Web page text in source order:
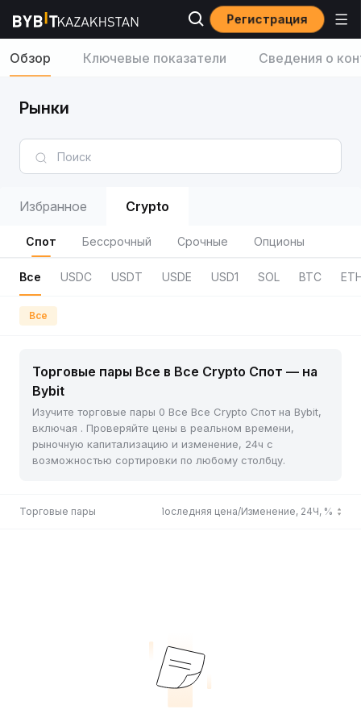
Регистрация
Обзор Ключевые показатели Сведения о
Рынки
Избранное Crypto
Спот Бессрочный Срочные Опционы
Все USDC USDT USDE USD1 SOL BTC
Все
Торговые пары Все в Все Crypto Спот — на
Bybit
Изучите торговые пары 0 Все Все Crypto Спот на Bybit,
включая . Проверяйте цены в реальном времени,
рыночную капитализацию и изменение, 24ч с
возможностью сортировки по любому столбцу.
Торговые пары Последняя цена/Изменение, 24Ч, %